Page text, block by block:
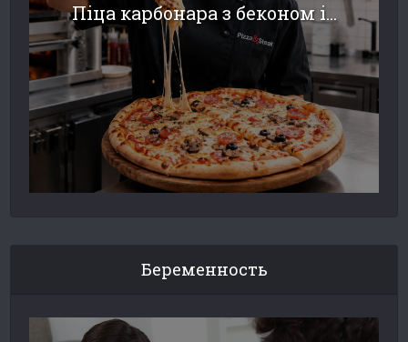
Піца карбонара з беконом і...
Беременность